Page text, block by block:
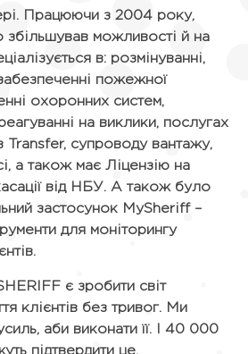
Працюючи з 2004 року,
збільшував можливості й на
в: розмінуванні,
пожежної
охоронних систем,
на виклики, послугах
Transfer, супроводу вантажу,
а також має Ліцензію на
від НБУ. А також було
застосунок MySheriff –
для моніторингу
є зробити світ
клієнтів без тривог. Ми
аби виконати її. І 40 000
підтвердити це.